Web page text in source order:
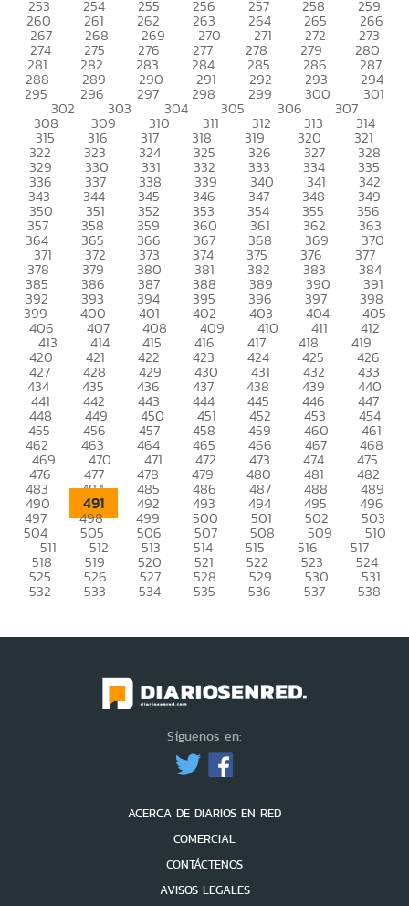
253 254 255 256 257 258 259
260 261 262 263 264 265 266
267 268 269 270 271 272 273
274 275 276 277 278 279 280
281 282 283 284 285 286 287
288 289 290 291 292 293 294
295 296 297 298 299 300 301
302 303 304 305 306 307
308 309 310 311 312 313 314
315 316 317 318 319 320 321
322 323 324 325 326 327 328
329 330 331 332 333 334 335
336 337 338 339 340 341 342
343 344 345 346 347 348 349
350 351 352 353 354 355 356
357 358 359 360 361 362 363
364 365 366 367 368 369 370
371 372 373 374 375 376 377
378 379 380 381 382 383 384
385 386 387 388 389 390 391
392 393 394 395 396 397 398
399 400 401 402 403 404 405
406 407 408 409 410 411 412
413 414 415 416 417 418 419
420 421 422 423 424 425 426
427 428 429 430 431 432 433
434 435 436 437 438 439 440
441 442 443 444 445 446 447
448 449 450 451 452 453 454
455 456 457 458 459 460 461
462 463 464 465 466 467 468
469 470 471 472 473 474 475
476 477 478 479 480 481 482
483 484 485 486 487 488 489
490 491 492 493 494 495 496
497 498 499 500 501 502 503
504 505 506 507 508 509 510
511 512 513 514 515 516 517
518 519 520 521 522 523 524
525 526 527 528 529 530 531
532 533 534 535 536 537 538
Síguenos en:
ACERCA DE DIARIOS EN RED
COMERCIAL
CONTÁCTENOS
AVISOS LEGALES